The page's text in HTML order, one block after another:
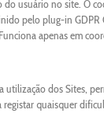
do usuário no site. O
pelo plug-in GDPR
apenas em
utilização dos Sites,
quaisquer